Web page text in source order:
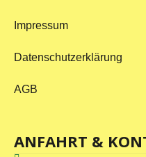
Impressum
Datenschutzerklärung
AGB
ANFAHRT &